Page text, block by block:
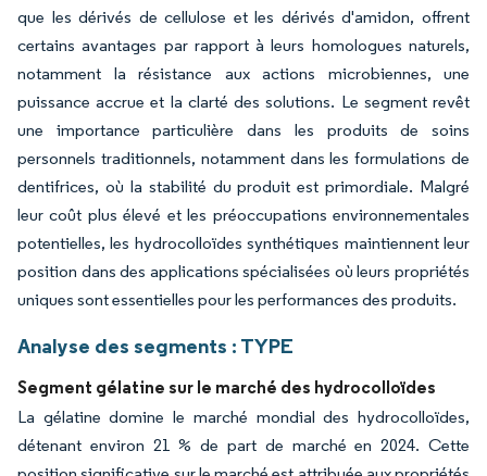
que les dérivés de cellulose et les dérivés d'amidon, offrent
certains avantages par rapport à leurs homologues naturels,
notamment la résistance aux actions microbiennes, une
puissance accrue et la clarté des solutions. Le segment revêt
une importance particulière dans les produits de soins
personnels traditionnels, notamment dans les formulations de
dentifrices, où la stabilité du produit est primordiale. Malgré
leur coût plus élevé et les préoccupations environnementales
potentielles, les hydrocolloïdes synthétiques maintiennent leur
position dans des applications spécialisées où leurs propriétés
uniques sont essentielles pour les performances des produits.
Analyse des segments : TYPE
Segment gélatine sur le marché des hydrocolloïdes
La gélatine domine le marché mondial des hydrocolloïdes,
détenant environ 21 % de part de marché en 2024. Cette